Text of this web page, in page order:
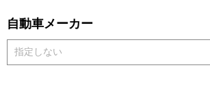
自動車メーカー